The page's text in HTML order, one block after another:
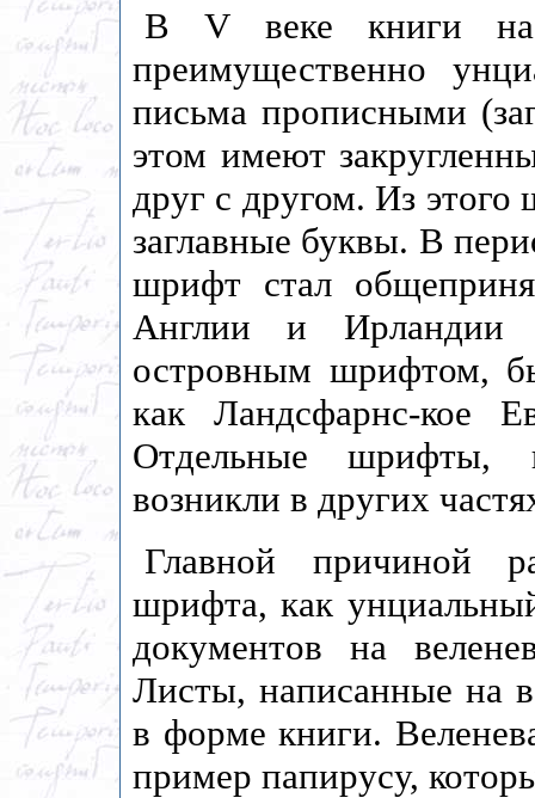
В V веке книги на
преимущественно
письма прописными
этом имеют
друг с другом. Из
заглавные буквы. В
шрифт стал
Англии и Ирландии
островным шрифтом,
как Ландсфарнс-кое
Отдельные шрифты,
возникли в других
Главной причиной
шрифта, как
документов на
Листы, написанные на
в форме книги.
пример папирусу,